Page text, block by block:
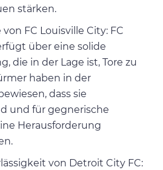
stärken.
FC Louisville City: FC
über eine solide
die in der Lage ist, Tore zu
haben in der
dass sie
und für gegnerische
Herausforderung
von Detroit City FC: